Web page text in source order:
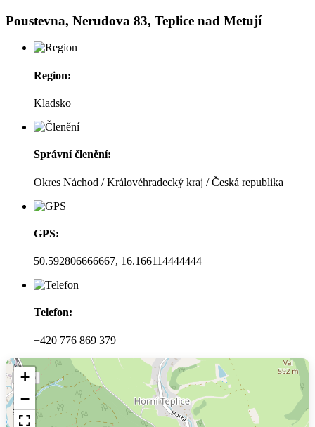
Poustevna, Nerudova 83, Teplice nad Metují
Region:
Kladsko
Správní členění:
Okres Náchod / Královéhradecký kraj / Česká republika
GPS:
50.592806666667, 16.166114444444
Telefon:
+420 776 869 379
+
−